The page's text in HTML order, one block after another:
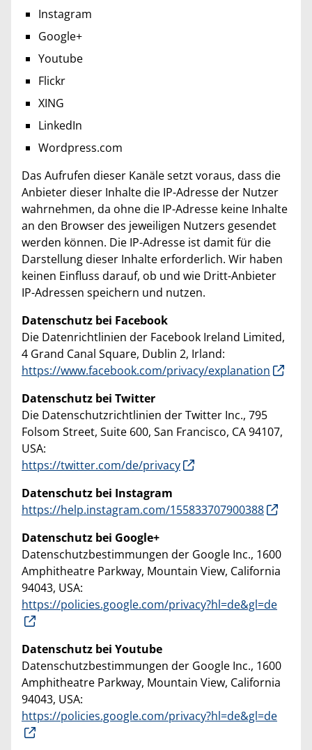
Instagram
Google+
Youtube
Flickr
XING
LinkedIn
Wordpress.com
Das Aufrufen dieser Kanäle setzt voraus, dass die
Anbieter dieser Inhalte die IP-Adresse der Nutzer
wahrnehmen, da ohne die IP-Adresse keine Inhalte
an den Browser des jeweiligen Nutzers gesendet
werden können. Die IP-Adresse ist damit für die
Darstellung dieser Inhalte erforderlich. Wir haben
keinen Einfluss darauf, ob und wie Dritt-Anbieter
IP-Adressen speichern und nutzen.
Datenschutz bei Facebook
Die Datenrichtlinien der Facebook Ireland Limited,
4 Grand Canal Square, Dublin 2, Irland:
https://www.facebook.com/privacy/explanation
Datenschutz bei Twitter
Die Datenschutzrichtlinien der Twitter Inc., 795
Folsom Street, Suite 600, San Francisco, CA 94107,
USA:
https://twitter.com/de/privacy
Datenschutz bei Instagram
https://help.instagram.com/155833707900388
Datenschutz bei Google+
Datenschutzbestimmungen der Google Inc., 1600
Amphitheatre Parkway, Mountain View, California
94043, USA:
https://policies.google.com/privacy?hl=de&gl=de
Datenschutz bei Youtube
Datenschutzbestimmungen der Google Inc., 1600
Amphitheatre Parkway, Mountain View, California
94043, USA:
https://policies.google.com/privacy?hl=de&gl=de